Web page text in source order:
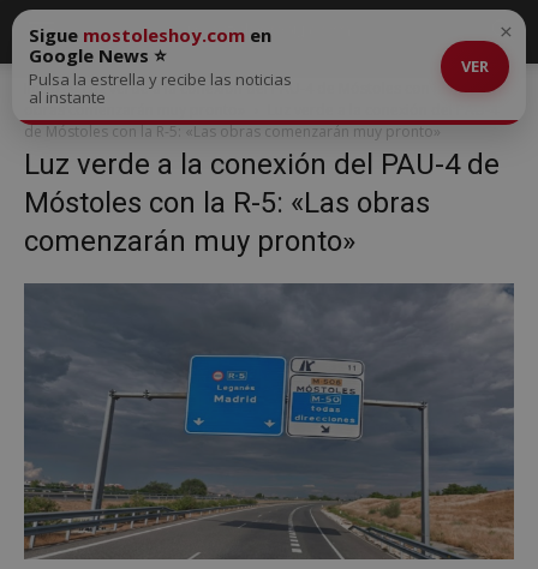
Inicio
Luz verde a la conexión del PAU-4 de Móstoles con la R-5: «Las
obras comenzarán muy pronto»
de Móstoles con la R-5: «Las obras comenzarán muy pronto»
Luz verde a la conexión del PAU-4 de
Móstoles con la R-5: «Las obras
comenzarán muy pronto»
Sigue mostoleshoy.com en
Google News ⭐
Pulsa la estrella y recibe las noticias
al instante
VER
×